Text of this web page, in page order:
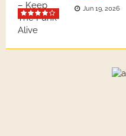
Jun 19, 2026